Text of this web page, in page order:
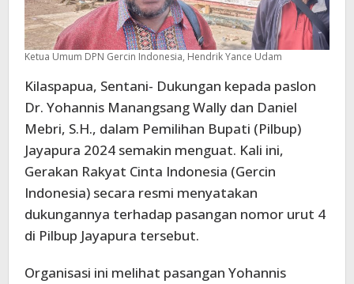
Ketua Umum DPN Gercin Indonesia, Hendrik Yance Udam
Kilaspapua, Sentani- Dukungan kepada paslon
Dr. Yohannis Manangsang Wally dan Daniel
Mebri, S.H., dalam Pemilihan Bupati (Pilbup)
Jayapura 2024 semakin menguat. Kali ini,
Gerakan Rakyat Cinta Indonesia (Gercin
Indonesia) secara resmi menyatakan
dukungannya terhadap pasangan nomor urut 4
di Pilbup Jayapura tersebut.
Organisasi ini melihat pasangan Yohannis